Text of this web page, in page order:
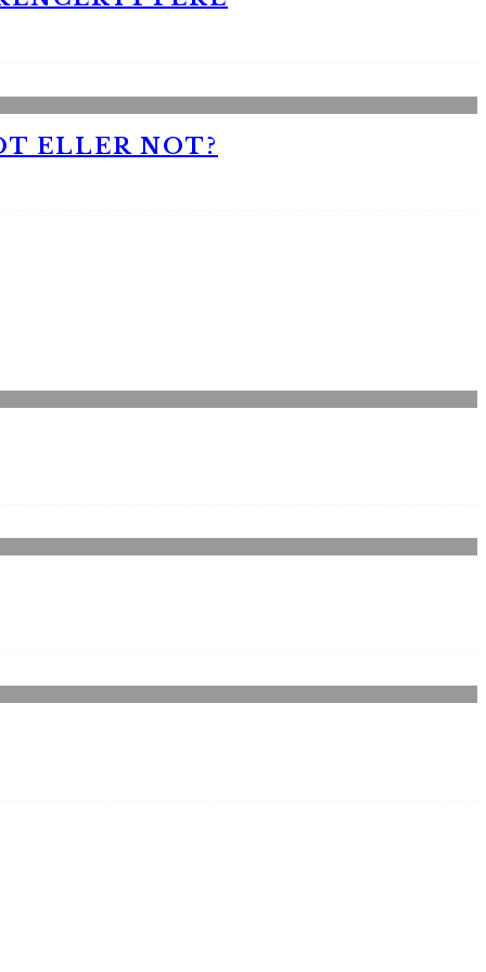
ELLER NOT?